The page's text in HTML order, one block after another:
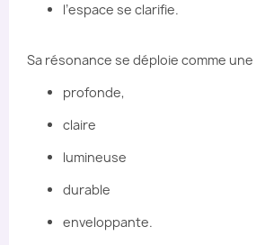
l’espace se clarifie.
Sa résonance se déploie comme
profonde,
claire
lumineuse
durable
enveloppante.